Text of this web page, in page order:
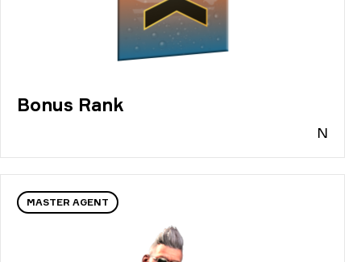
Bonus Rank
N
MASTER AGENT